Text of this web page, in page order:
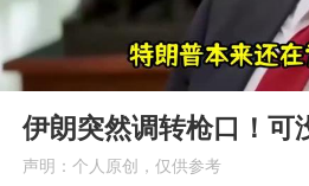
情侣平潭
倪萍赵雅
白海豚将
Play
00:00
伊朗突然调转枪口！可
声明：个人原创，仅供参考